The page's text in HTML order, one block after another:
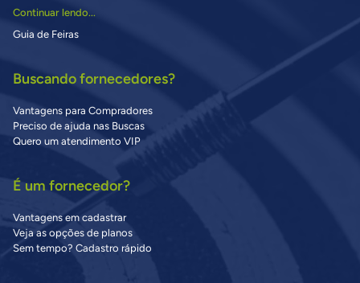
Continuar lendo...
Guia de Feiras
Buscando fornecedores?
Vantagens para Compradores
Preciso de ajuda nas Buscas
Quero um atendimento VIP
É um fornecedor?
Vantagens em cadastrar
Veja as opções de planos
Sem tempo? Cadastro rápido